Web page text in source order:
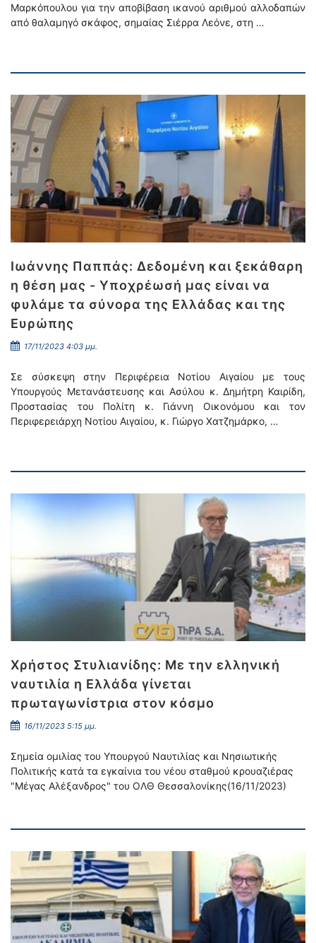
Μαρκόπουλου για την αποβίβαση ικανού αριθμού αλλοδαπών
από θαλαμηγό σκάφος, σημαίας Σιέρρα Λεόνε, στη …
Ιωάννης Παππάς: Δεδομένη και ξεκάθαρη
η θέση μας - Υποχρέωσή μας είναι να
φυλάμε τα σύνορα της Ελλάδας και της
Ευρώπης
17/11/2023 4:03 μμ.
Σε σύσκεψη στην Περιφέρεια Νοτίου Αιγαίου με τους
Υπουργούς Μετανάστευσης και Ασύλου κ. Δημήτρη Καιρίδη,
Προστασίας του Πολίτη κ. Γιάννη Οικονόμου και τον
Περιφερειάρχη Νοτίου Αιγαίου, κ. Γιώργο Χατζημάρκο, …
Χρήστος Στυλιανίδης: Με την ελληνική
ναυτιλία η Ελλάδα γίνεται
πρωταγωνίστρια στον κόσμο
16/11/2023 5:15 μμ.
Σημεία ομιλίας του Υπουργού Ναυτιλίας και Νησιωτικής
Πολιτικής κατά τα εγκαίνια του νέου σταθμού κρουαζιέρας
"Μέγας Αλέξανδρος" του ΟΛΘ Θεσσαλονίκης(16/11/2023)